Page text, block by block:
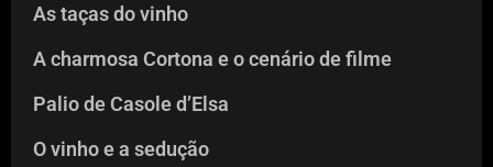
As taças do vinho
A charmosa Cortona e o cenário de filme
Palio de Casole d’Elsa
O vinho e a sedução